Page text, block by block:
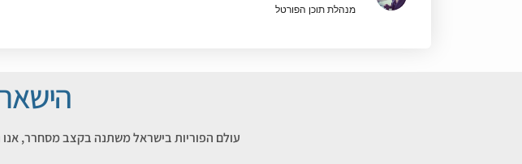
מנהלת תוכן הפורטל
עולם הפוריות בישראל משתנה בקצב מסחרר, אנו